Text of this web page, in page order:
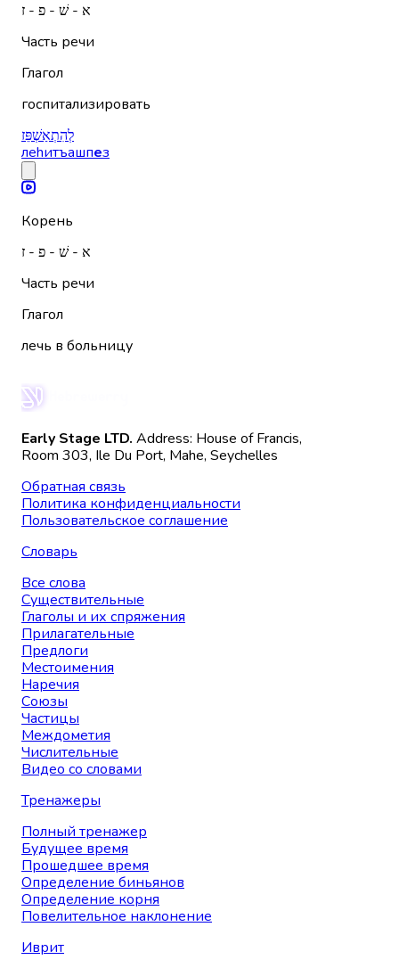
א - שׁ - פ - ז
Часть речи
Глагол
госпитализировать
לְהִתְאַשְׁפֵּז
леhитъашпез
Корень
א - שׁ - פ - ז
Часть речи
Глагол
лечь в больницу
Early Stage LTD. Address: House of Francis,
Room 303, Ile Du Port, Mahe, Seychelles
Обратная связь
Политика конфиденциальности
Пользовательское соглашение
Словарь
Все слова
Существительные
Глаголы и их спряжения
Прилагательные
Предлоги
Местоимения
Наречия
Союзы
Частицы
Междометия
Числительные
Видео со словами
Тренажеры
Полный тренажер
Будущее время
Прошедшее время
Определение биньянов
Определение корня
Повелительное наклонение
Иврит